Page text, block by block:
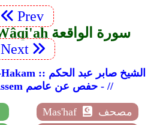
Prev
56. Surah Al-Wâqi'ah سورة الواقعة
Next
Sheikh Saber Abdul-Hakam :: الشيخ صابر عبد الحكم
// - Hafs for Assem حفص عن عاصم - //
Mas'haf
مصحف